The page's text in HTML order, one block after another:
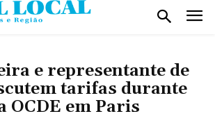
e representante de
tarifas durante
OCDE em Paris